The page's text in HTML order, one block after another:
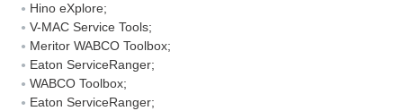
Hino eXplore;
V-MAC Service Tools;
Meritor WABCO Toolbox;
Eaton ServiceRanger;
WABCO Toolbox;
Eaton ServiceRanger;